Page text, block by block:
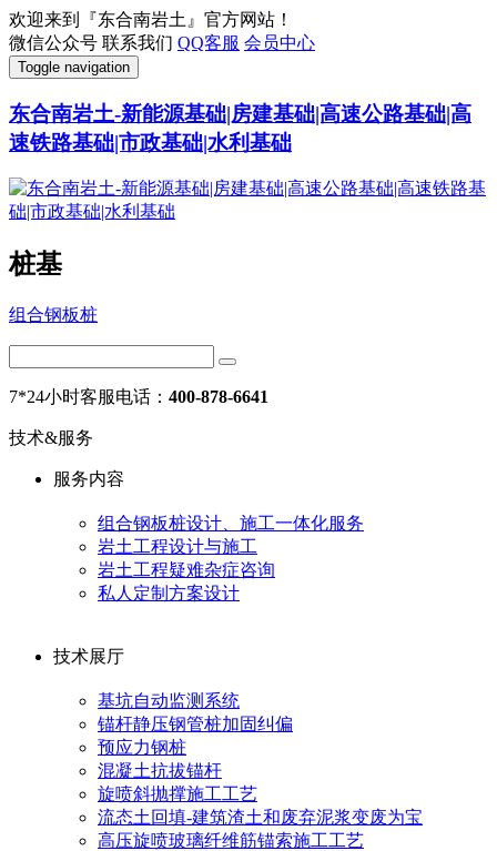
欢迎来到『东合南岩土』官方网站！
微信公众号 联系我们 QQ客服 会员中心
Toggle navigation
东合南岩土-新能源基础|房建基础|高速公路基础|高
速铁路基础|市政基础|水利基础
桩基
组合钢板桩
7*24小时客服电话： 400-878-6641
技术&服务
服务内容
组合钢板桩设计、施工一体化服务
岩土工程设计与施工
岩土工程疑难杂症咨询
私人定制方案设计
技术展厅
基坑自动监测系统
锚杆静压钢管桩加固纠偏
预应力钢桩
混凝土抗拔锚杆
旋喷斜抛撑施工工艺
流态土回填-建筑渣土和废弃泥浆变废为宝
高压旋喷玻璃纤维筋锚索施工工艺